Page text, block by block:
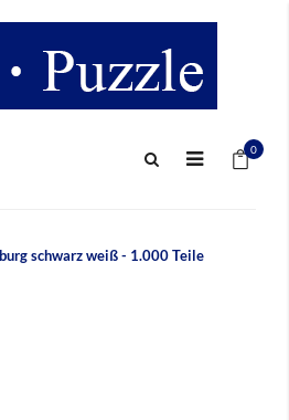
0
schwarz weiß - 1.000 Teile